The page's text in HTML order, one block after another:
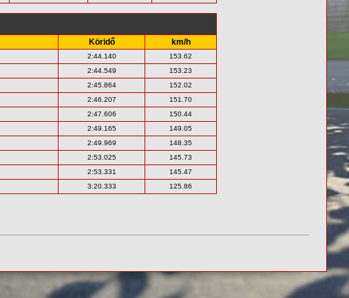
Köridő km/h
2:44.140
153.62
2:44.549
153.23
2:45.864
152.02
2:46.207
151.70
2:47.606
150.44
2:49.165
149.05
2:49.969
148.35
2:53.025
145.73
2:53.331
145.47
3:20.333 125.86